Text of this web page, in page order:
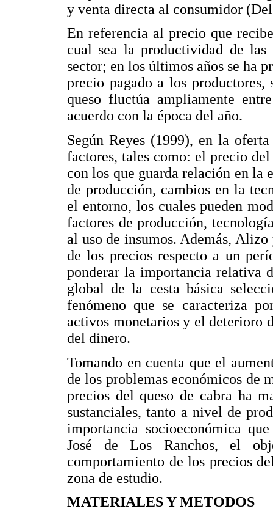
y venta directa al consumidor
En referencia al precio que
cual sea la productividad de
sector; en los últimos años se ha
precio pagado a los
queso fluctúa ampliamente
acuerdo con la época del año.
Según Reyes (1999), en la
factores, tales como: el precio
con los que guarda relación en la
de producción, cambios en la
el entorno, los cuales pueden
factores de producción,
al uso de insumos. Además,
de los precios respecto a un
ponderar la importancia relativa
global de la cesta básica
fenómeno que se caracteriza
activos monetarios y el deterioro
del dinero.
Tomando en cuenta que el
de los problemas económicos de
precios del queso de cabra ha
sustanciales, tanto a nivel de
importancia socioeconómica
José de Los Ranchos, el
comportamiento de los precios
zona de estudio.
MATERIALES Y METODOS